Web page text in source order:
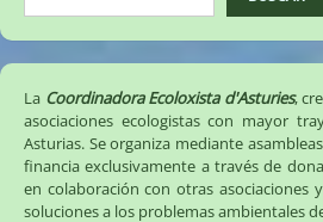
en
la
Cordillera
Cantábrica
La Coordinadora Ecoloxista d'Asturies,
asociaciones ecologistas con mayor
Asturias. Se organiza mediante
financia exclusivamente a través de
en colaboración con otras asociaciones
soluciones a los problemas ambientales